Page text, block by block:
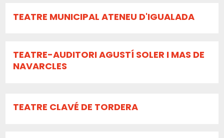
TEATRE MUNICIPAL ATENEU D'IGUALADA
TEATRE-AUDITORI AGUSTÍ SOLER I MAS DE
NAVARCLES
TEATRE CLAVÉ DE TORDERA